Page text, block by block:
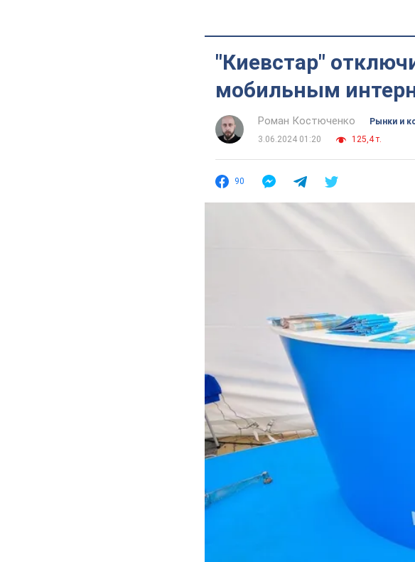
"Киевстар"
мобильным
Роман Костюченко
Рынки и
3.06.2024 01:20
125,4 т.
90